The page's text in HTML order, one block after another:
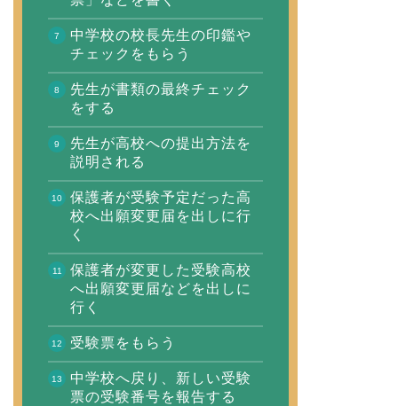
中学校の校長先生の印鑑や
チェックをもらう
先生が書類の最終チェック
をする
先生が高校への提出方法を
説明される
保護者が受験予定だった高
校へ出願変更届を出しに行
く
保護者が変更した受験高校
へ出願変更届などを出しに
行く
受験票をもらう
中学校へ戻り、新しい受験
票の受験番号を報告する